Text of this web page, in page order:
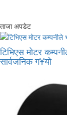
ताजा अपडेट
टिभिएस मोटर
सार्वजनिक ग¥यो